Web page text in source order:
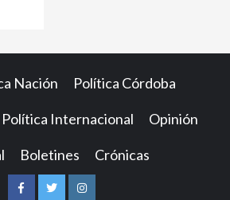
Nación Política Córdoba
Política Internacional Opinión
Boletines Crónicas